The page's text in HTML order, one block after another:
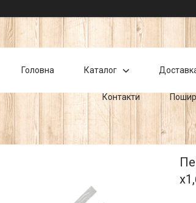
Головна Каталог
Контакти